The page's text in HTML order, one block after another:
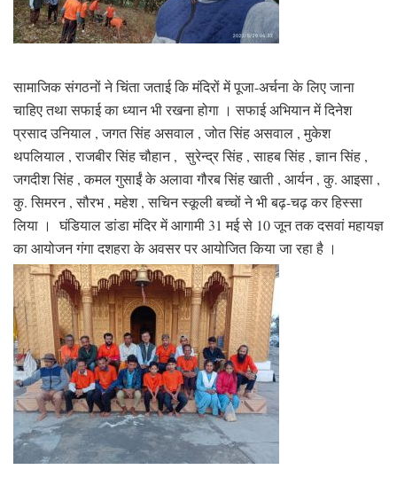
सामाजिक संगठनों ने चिंता जताई कि मंदिरों में पूजा-अर्चना के लिए जाना
चाहिए तथा सफाई का ध्यान भी रखना होगा । सफाई अभियान में दिनेश
प्रसाद उनियाल , जगत सिंह असवाल , जोत सिंह असवाल , मुकेश
थपलियाल , राजबीर सिंह चौहान , सुरेन्द्र सिंह , साहब सिंह , ज्ञान सिंह ,
जगदीश सिंह , कमल गुसाईं के अलावा गौरब सिंह खाती , आर्यन , कु. आइसा ,
कु. सिमरन , सौरभ , महेश , सचिन स्कूली बच्चों ने भी बढ़-चढ़ कर हिस्सा
लिया । घंडियाल डांडा मंदिर में आगामी 31 मई से 10 जून तक दसवां महायज्ञ
का आयोजन गंगा दशहरा के अवसर पर आयोजित किया जा रहा है ।